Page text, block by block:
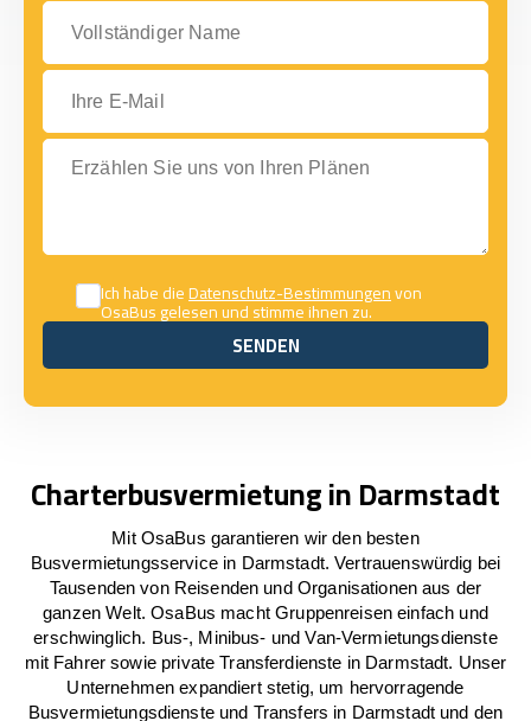
Vollständiger Name
Ihre E-Mail
Erzählen Sie uns von Ihren Plänen
Ich habe dieDatenschutz-Bestimmungenvon
OsaBus gelesen und stimme ihnen zu.
SENDEN
SENDEN
Charterbusvermietung in Darmstadt
Mit OsaBus garantieren wir den besten
Busvermietungsservice in Darmstadt. Vertrauenswürdig bei
Tausenden von Reisenden und Organisationen aus der
ganzen Welt. OsaBus macht Gruppenreisen einfach und
erschwinglich. Bus-, Minibus- und Van-Vermietungsdienste
mit Fahrer sowie private Transferdienste in Darmstadt. Unser
Unternehmen expandiert stetig, um hervorragende
Busvermietungsdienste und Transfers in Darmstadt und den